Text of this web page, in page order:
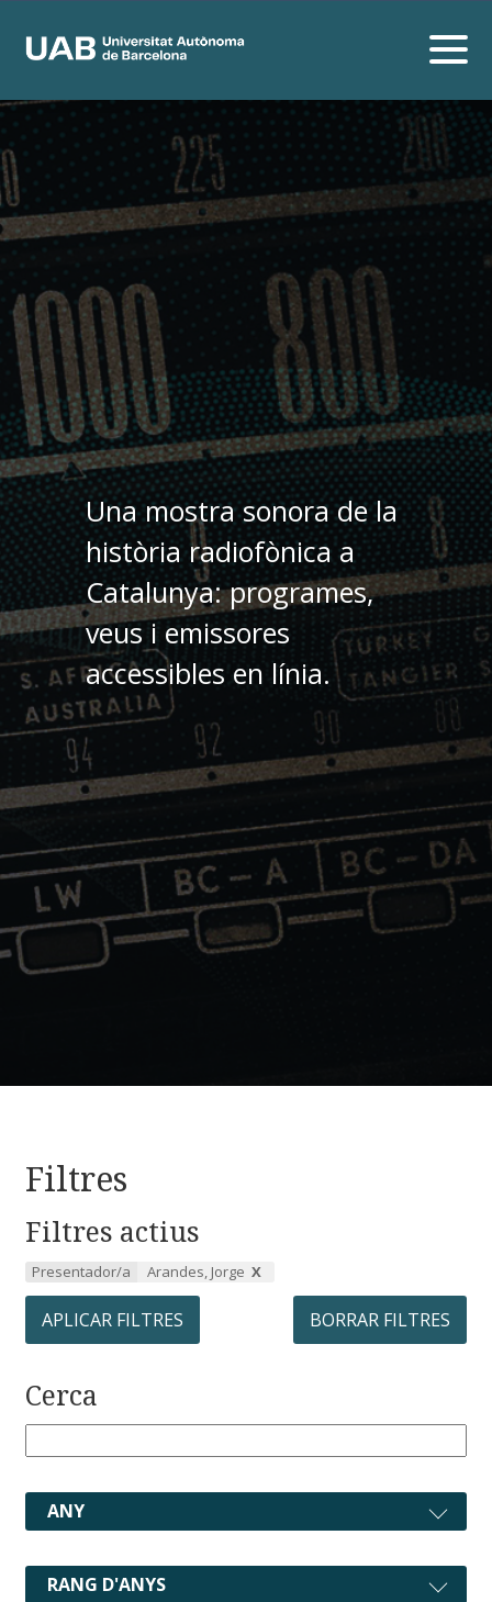
Una mostra sonora de la
història radiofònica a
Catalunya: programes,
veus i emissores
accessibles en línia.
Filtres
Filtres actius
Presentador/a Arandes, Jorge
APLICAR FILTRES BORRAR FILTRES
Cerca
ANY
RANG D'ANYS